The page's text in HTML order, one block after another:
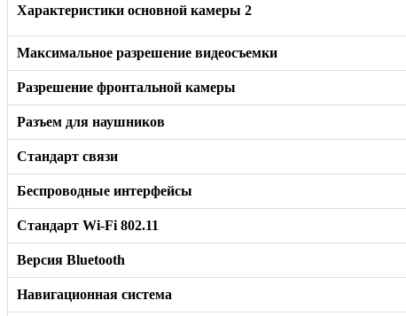
Характеристики основной камеры 2
Максимальное разрешение видеосъемки
Разрешение фронтальной камеры
Разъем для наушников
Стандарт связи
Беспроводные интерфейсы
Стандарт Wi-Fi 802.11
Версия Bluetooth
Навигационная система